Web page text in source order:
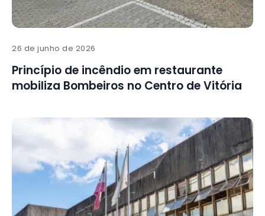
26 de junho de 2026
Princípio de incêndio em restaurante
mobiliza Bombeiros no Centro de Vitória